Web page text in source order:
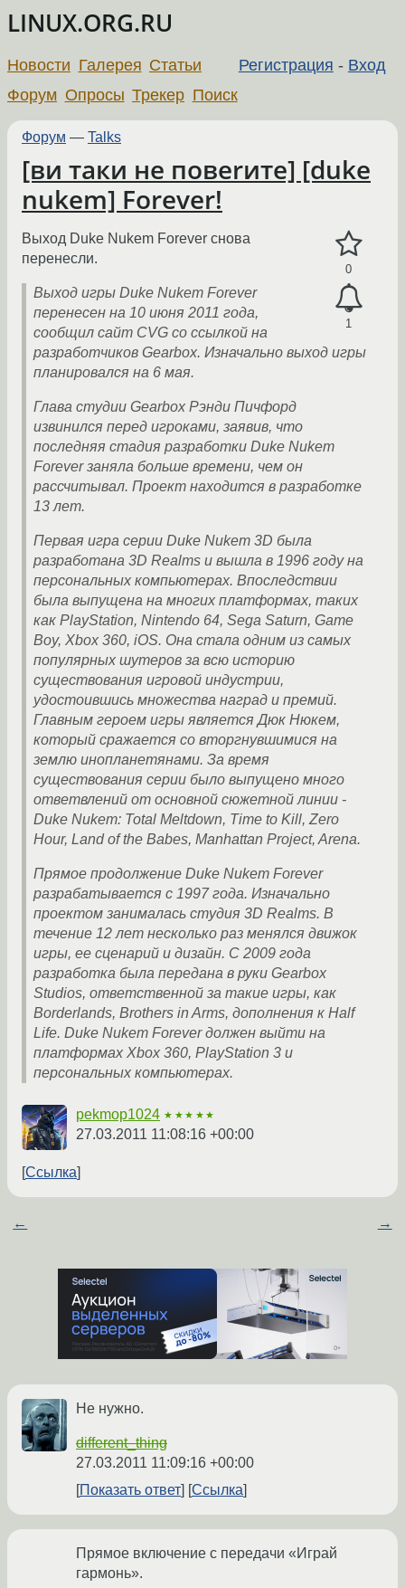
LINUX.ORG.RU
Регистрация - Вход
Новости Галерея Статьи
Форум Опросы Трекер Поиск
Форум — Talks
[ви таки не повеrите] [duke
nukem] Forever!
0
1
Выход Duke Nukem Forever снова
перенесли.
Выход игры Duke Nukem Forever
перенесен на 10 июня 2011 года,
сообщил сайт CVG со ссылкой на
разработчиков Gearbox. Изначально выход игры
планировался на 6 мая.
Глава студии Gearbox Рэнди Пичфорд
извинился перед игроками, заявив, что
последняя стадия разработки Duke Nukem
Forever заняла больше времени, чем он
рассчитывал. Проект находится в разработке
13 лет.
Первая игра серии Duke Nukem 3D была
разработана 3D Realms и вышла в 1996 году на
персональных компьютерах. Впоследствии
была выпущена на многих платформах, таких
как PlayStation, Nintendo 64, Sega Saturn, Game
Boy, Xbox 360, iOS. Она стала одним из самых
популярных шутеров за всю историю
существования игровой индустрии,
удостоившись множества наград и премий.
Главным героем игры является Дюк Нюкем,
который сражается со вторгнувшимися на
землю инопланетянами. За время
существования серии было выпущено много
ответвлений от основной сюжетной линии -
Duke Nukem: Total Meltdown, Time to Kill, Zero
Hour, Land of the Babes, Manhattan Project, Arena.
Прямое продолжение Duke Nukem Forever
разрабатывается с 1997 года. Изначально
проектом занималась студия 3D Realms. В
течение 12 лет несколько раз менялся движок
игры, ее сценарий и дизайн. С 2009 года
разработка была передана в руки Gearbox
Studios, ответственной за такие игры, как
Borderlands, Brothers in Arms, дополнения к Half
Life. Duke Nukem Forever должен выйти на
платформах Xbox 360, PlayStation 3 и
персональных компьютерах.
pekmop1024 ★★★★★
27.03.2011 11:08:16 +00:00
Ссылка
← →
Не нужно.
different_thing
27.03.2011 11:09:16 +00:00
Показать ответ
Ссылка
Прямое включение с передачи «Играй
гармонь».